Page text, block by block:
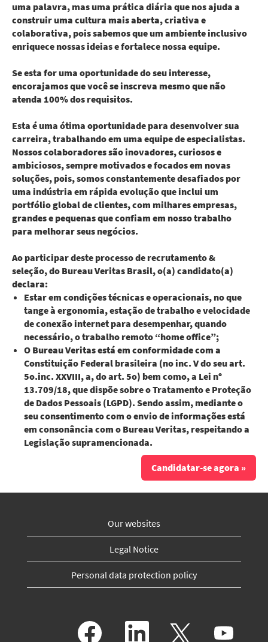
uma palavra, mas uma prática diária que nos ajuda a
construir uma cultura mais aberta, criativa e
colaborativa, pois sabemos que um ambiente inclusivo
enriquece nossas ideias e fortalece nossa equipe.
Se esta for uma oportunidade do seu interesse,
encorajamos que você se inscreva mesmo que não
atenda 100% dos requisitos.
Esta é uma ótima oportunidade para desenvolver sua
carreira, trabalhando em uma equipe de especialistas.
Nossos colaboradores são inovadores, curiosos e
ambiciosos, sempre motivados e focados em novas
soluções, pois, somos constantemente desafiados por
uma indústria em rápida evolução que inclui um
portfólio global de clientes, com milhares empresas,
grandes e pequenas que confiam em nosso trabalho
para melhorar seus negócios.
Ao participar deste processo de recrutamento &
seleção, do Bureau Veritas Brasil, o(a) candidato(a)
declara:
Estar em condições técnicas e operacionais, no que
tange à ergonomia, estação de trabalho e velocidade
de conexão internet para desempenhar, quando
necessário, o trabalho remoto “home office”;
O Bureau Veritas está em conformidade com a
Constituição Federal brasileira (no inc. V do seu art.
5o.inc. XXVIII, a, do art. 5o) bem como, a Lei nº
13.709/18, que dispõe sobre o Tratamento e Proteção
de Dados Pessoais (LGPD). Sendo assim, mediante o
seu consentimento com o envio de informações está
em consonância com o Bureau Veritas, respeitando a
Legislação supramencionada.
Candidatar-se agora »
Our websites
Legal Notice
Personal data protection policy
A
b
A
A
b